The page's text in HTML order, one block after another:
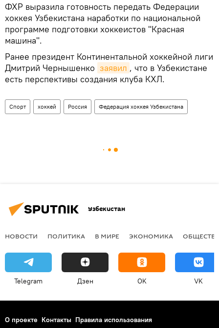
ФХР выразила готовность передать Федерации
хоккея Узбекистана наработки по национальной
программе подготовки хоккеистов "Красная
машина".
Ранее президент Континентальной хоккейной лиги
Дмитрий Чернышенко заявил , что в Узбекистане
есть перспективы создания клуба КХЛ.
Спорт хоккей Россия Федерация хоккея Узбекистана
Узбекистан
НОВОСТИ ПОЛИТИКА В МИРЕ ЭКОНОМИКА
Telegram Дзен OK VK
О проекте Контакты Правила использования